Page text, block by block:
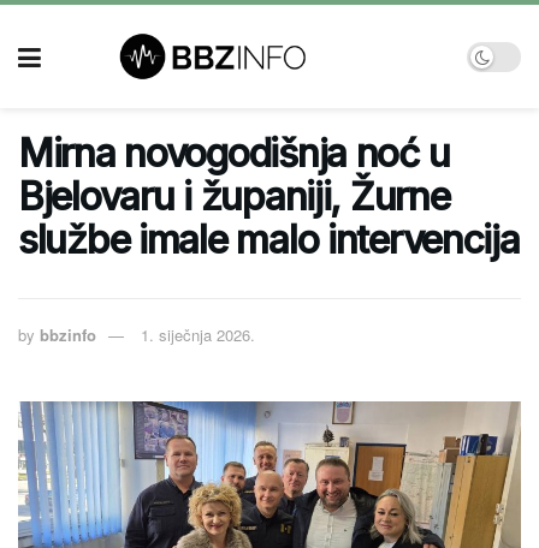
Mirna novogodišnja noć u
Bjelovaru i županiji, Žurne
službe imale malo intervencija
by bbzinfo 1. siječnja 2026.